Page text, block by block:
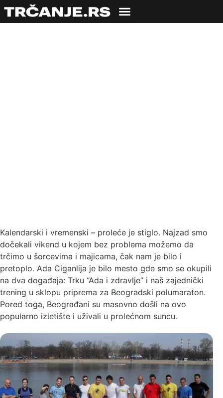
Kalendarski i vremenski – proleće je stiglo. Najzad smo
dočekali vikend u kojem bez problema možemo da
trčimo u šorcevima i majicama, čak nam je bilo i
pretoplo. Ada Ciganlija je bilo mesto gde smo se okupili
na dva događaja: Trku “Ada i zdravlje” i naš zajednički
trening u sklopu priprema za Beogradski polumaraton.
Pored toga, Beograđani su masovno došli na ovo
popularno izletište i uživali u prolećnom suncu.